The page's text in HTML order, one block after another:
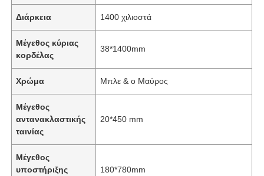
Διάρκεια 1400 χιλιοστά
Μέγεθος κύριας
κορδέλας
38*1400mm
Χρώμα Μπλε & ο Μαύρος
Μέγεθος
αντανακλαστικής
ταινίας
20*450 mm
Μέγεθος
υποστήριξης
180*780mm